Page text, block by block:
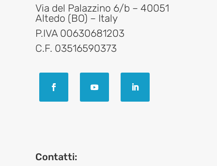
Via del Palazzino 6/b – 40051
Altedo (BO) – Italy
P.IVA 00630681203
C.F. 03516590373
Contatti: